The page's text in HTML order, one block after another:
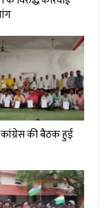
की बैठक हुई